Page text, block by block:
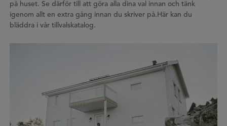
på huset. Se därför till att göra alla dina val innan och tänk
igenom allt en extra gång innan du skriver på.Här kan du
bläddra i vår tillvalskatalog.